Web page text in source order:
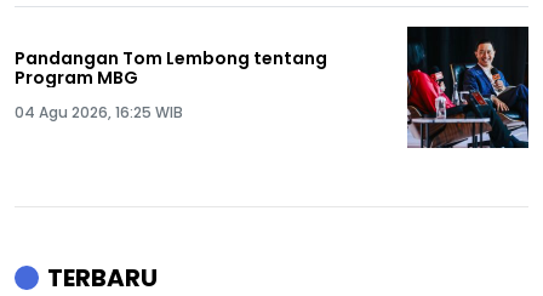
Pandangan Tom Lembong tentang
Program MBG
04 Agu 2026, 16:25 WIB
TERBARU